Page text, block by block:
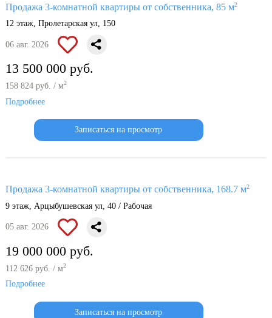
Продажа 3-комнатной квартиры от собственника, 85 м2
12 этаж, Пролетарская ул, 150
06 авг. 2026
13 500 000 руб.
158 824 руб. / м2
Подробнее
Записаться на просмотр
Продажа 3-комнатной квартиры от собственника, 168.7 м2
9 этаж, Арцыбушевская ул, 40 / Рабочая
05 авг. 2026
19 000 000 руб.
112 626 руб. / м2
Подробнее
Записаться на просмотр